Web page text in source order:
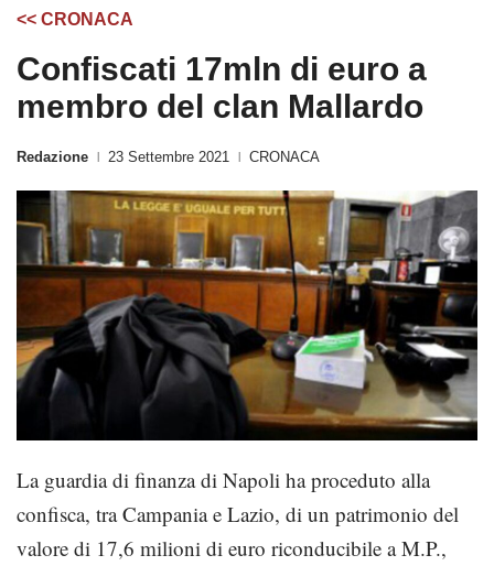
<< CRONACA
Confiscati 17mln di euro a
membro del clan Mallardo
Redazione 23 Settembre 2021 CRONACA
La guardia di finanza di Napoli ha proceduto alla
confisca, tra Campania e Lazio, di un patrimonio del
valore di 17,6 milioni di euro riconducibile a M.P.,